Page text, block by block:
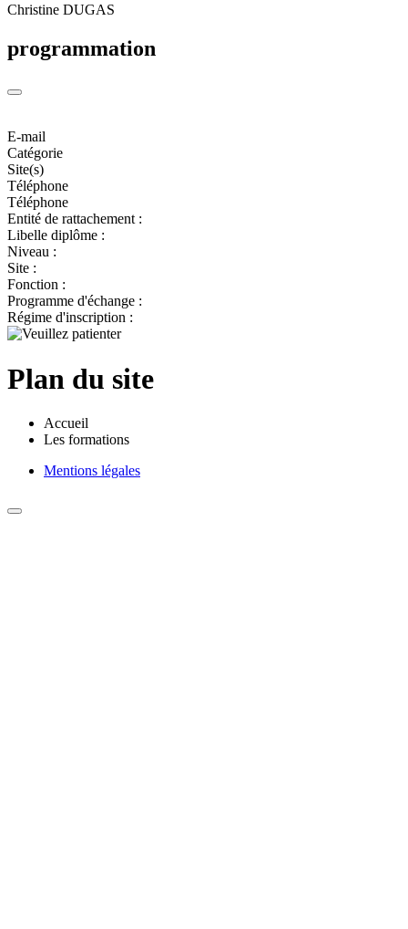
Christine DUGAS
programmation
E-mail
Catégorie
Site(s)
Téléphone
Téléphone
Entité de rattachement :
Libelle diplôme :
Niveau :
Site :
Fonction :
Programme d'échange :
Régime d'inscription :
Plan du site
Accueil
Les formations
Mentions légales